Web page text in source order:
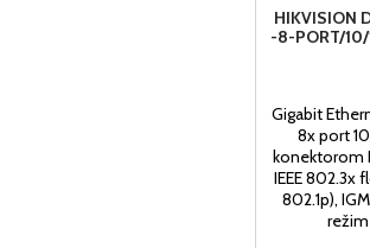
HIKVISION
-8-PORT/
Gigabit
8x port
konektorom
IEEE 802.3x
802.1p),
režim